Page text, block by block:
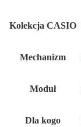
Kolekcja CASIO
Mechanizm
Moduł
Dla kogo